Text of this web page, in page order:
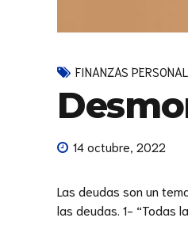
FINANZAS
14 octubre, 2022
Las deudas son un
las deudas. 1- “Todas